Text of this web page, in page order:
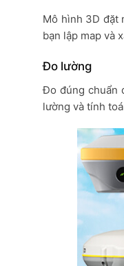
Mô hình 3D đặt
bạn lập map và
Đo lường
Đo đúng chuẩn
lường và tính